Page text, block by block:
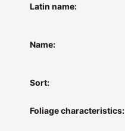
Latin name:
Name:
Sort:
Foliage characteristics: